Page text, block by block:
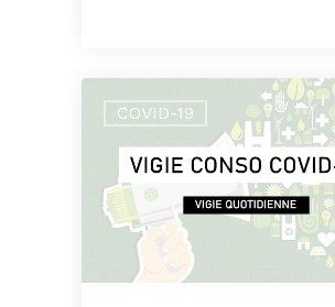
COVID-19